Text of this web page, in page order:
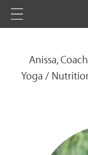
Anissa,
Yoga /